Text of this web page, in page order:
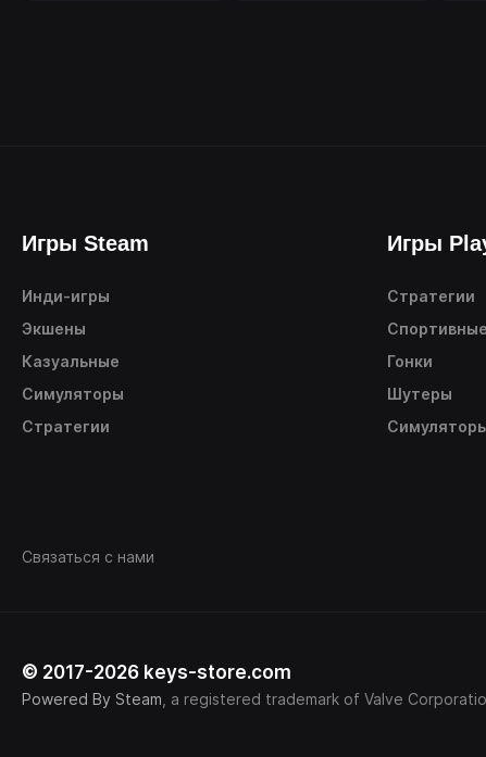
Игры Steam
Инди-игры
Экшены
Казуальные
Симуляторы
Стратегии
Игры
Стратегии
Спортивные
Гонки
Шутеры
Связаться с нами
© 2017-2026 keys-store.com
Powered By Steam , a registered trademark of Valve